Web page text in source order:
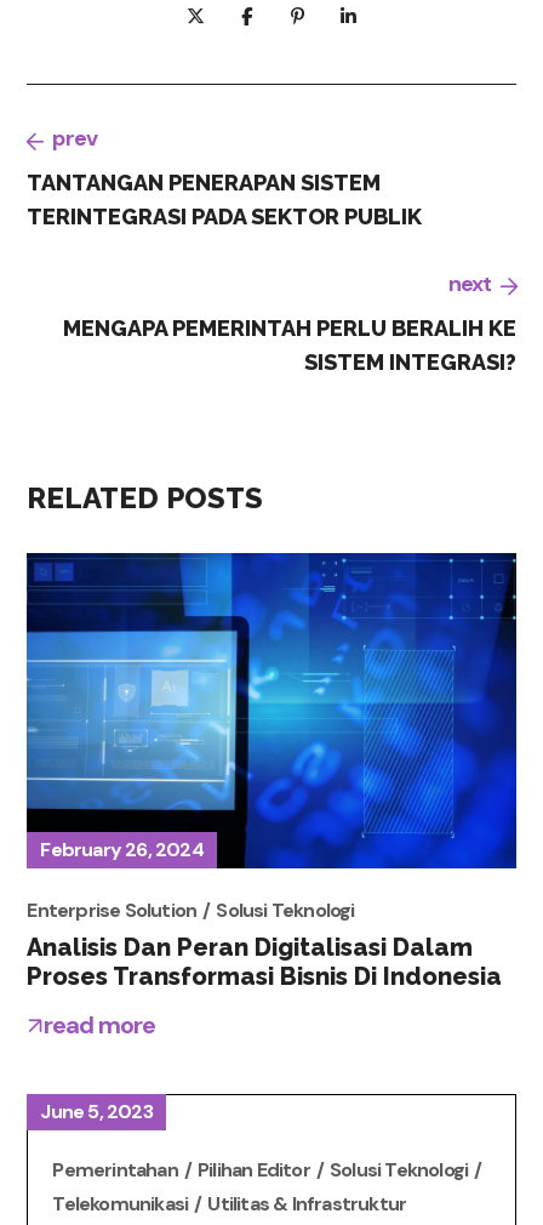
prev
TANTANGAN PENERAPAN SISTEM
TERINTEGRASI PADA SEKTOR PUBLIK
next
MENGAPA PEMERINTAH PERLU BERALIH KE
SISTEM INTEGRASI?
RELATED POSTS
February 26, 2024
Enterprise Solution Solusi Teknologi
Analisis Dan Peran Digitalisasi Dalam
Proses Transformasi Bisnis Di Indonesia
read more
June 5, 2023
Pemerintahan Pilihan Editor
Solusi Teknologi
Telekomunikasi
Utilitas & Infrastruktur